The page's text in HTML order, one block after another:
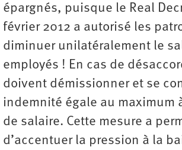
épargnés, puisque le Real
février 2012 a autorisé les
diminuer unilatéralement le
employés ! En cas de
doivent démissionner et se
indemnité égale au maximum
de salaire. Cette mesure a
d’accentuer la pression à la